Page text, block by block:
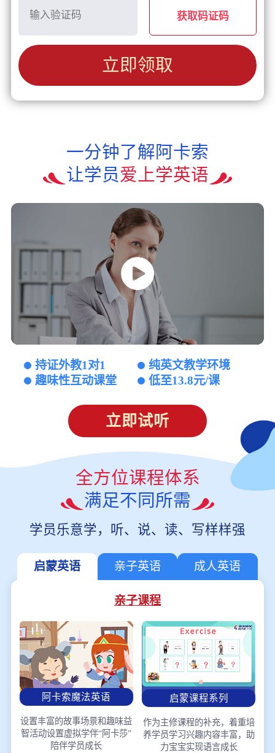
获取码证码
立即领取
一分钟了解阿卡索
让学员爱上学英语
持证外教1对1
纯英文教学环境
趣味性互动课堂
低至13.8元/课
立即试听
全方位课程体系
满足不同所需
学员乐意学，听、说、读、写样样强
启蒙英语 亲子英语 成人英语
亲子课程
阿卡索魔法英语
设置丰富的故事场景和趣味益
智活动设置虚拟学伴“阿卡莎”
陪伴学员成长
启蒙课程系列
作为主修课程的补充，着重培
养学员学习兴趣内容丰富，助
力宝宝实现语言成长